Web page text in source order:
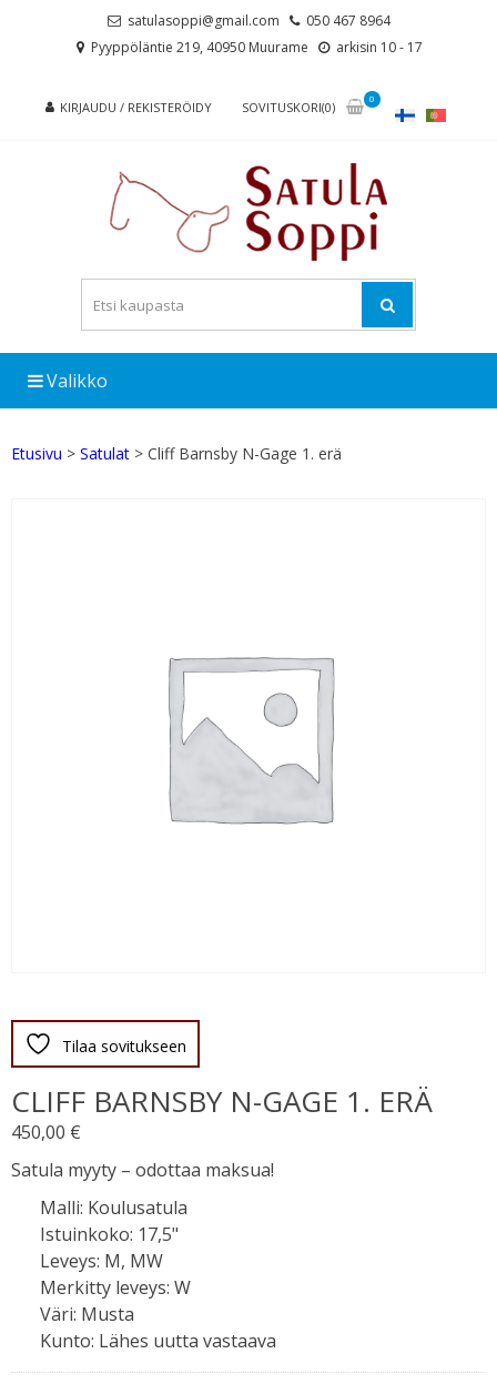
satulasoppi@gmail.com
050 467 8964
Pyyppöläntie 219, 40950 Muurame
arkisin 10 - 17
KIRJAUDU / REKISTERÖIDY SOVITUSKORI(0)
0
Valikko
Etusivu > Satulat > Cliff Barnsby N-Gage 1. erä
Tilaa sovitukseen
CLIFF BARNSBY N-GAGE 1. ERÄ
450,00 €
Satula myyty – odottaa maksua!
Malli: Koulusatula
Istuinkoko: 17,5"
Leveys: M, MW
Merkitty leveys: W
Väri: Musta
Kunto: Lähes uutta vastaava